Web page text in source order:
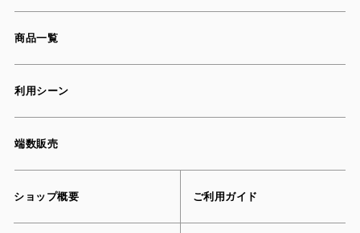
商品一覧
利用シーン
端数販売
ショップ概要 ご利用ガイド